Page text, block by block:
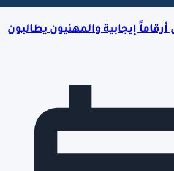
إيجابية والمهنيون يطالبون